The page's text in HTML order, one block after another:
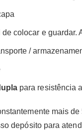
de colocar e guardar.
/
para resistência
mais de
depósito para